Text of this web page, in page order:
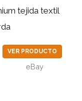
tejida textil
VER PRODUCTO
eBay